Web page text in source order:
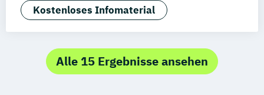
Business Administration (verkürzt)
Business Information Management
Chemical Engineering
(Chemieingenieurwesen)
Kostenloses Infomaterial
Alle 15 Ergebnisse ansehen